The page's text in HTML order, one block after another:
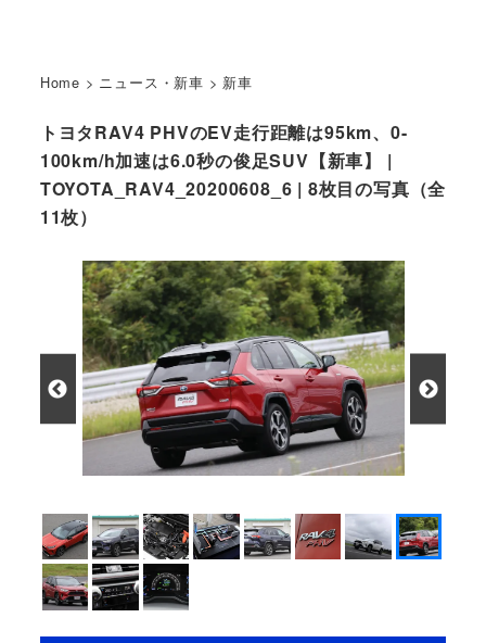
Home > ニュース・新車 > 新車
トヨタRAV4 PHVのEV走行距離は95km、0-
100km/h加速は6.0秒の俊足SUV【新車】 |
TOYOTA_RAV4_20200608_6 | 8枚目の写真（全
11枚）